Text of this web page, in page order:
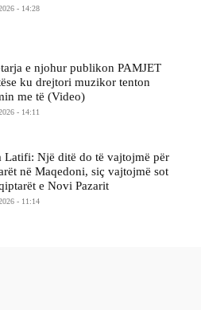
- 14:28
e njohur publikon PAMJET
ku drejtori muzikor tenton
me të (Video)
- 14:11
Latifi: Një ditë do të vajtojmë për
në Maqedoni, siç vajtojmë sot
e Novi Pazarit
- 11:14